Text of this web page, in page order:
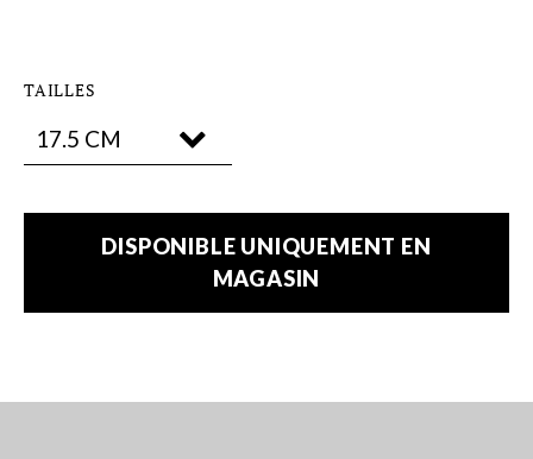
TAILLES
DISPONIBLE UNIQUEMENT EN
MAGASIN